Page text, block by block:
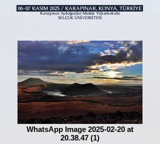
06-07 KASIM 2025 / KARAPINAR, KONYA, TÜRKİYE
Karapınar Aydoğanlar Meslek Yüksekokulu
SELÇUK ÜNİVERSİTESİ
WhatsApp Image 2025-02-20 at
20.38.47 (1)